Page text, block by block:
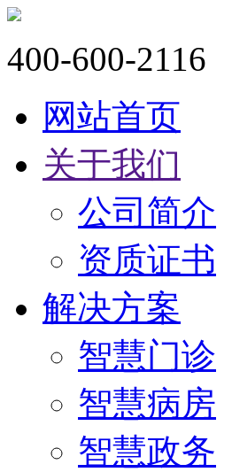
400-600-2116
网站首页
关于我们
公司简介
资质证书
解决方案
智慧门诊
智慧病房
智慧政务